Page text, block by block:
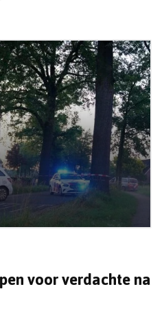
voor verdachte na